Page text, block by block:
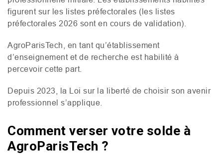
figurent sur les listes préfectorales (les listes
préfectorales 2026 sont en cours de validation).
AgroParisTech, en tant qu’établissement
d’enseignement et de recherche est habilité à
percevoir cette part.
Depuis 2023, la Loi sur la liberté de choisir son avenir
professionnel s’applique.
Comment verser votre solde à
AgroParisTech ?